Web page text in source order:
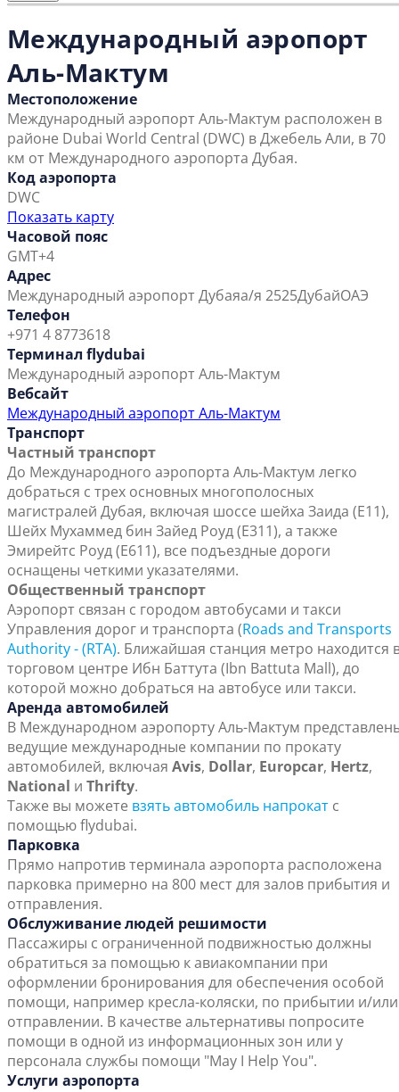
Международный аэропорт
Аль-Мактум
Местоположение
Международный аэропорт Аль-Мактум расположен в
районе Dubai World Central (DWC) в Джебель Али, в 70
км от Международного аэропорта Дубая.
Код аэропорта
DWC
Показать карту
Часовой пояс
GMT+4
Адрес
Международный аэропорт Дубаяа/я 2525ДубайОАЭ
Телефон
+971 4 8773618
Терминал flydubai
Международный аэропорт Аль-Мактум
Вебсайт
Международный аэропорт Аль-Мактум
Транспорт
Частный транспорт
До Международного аэропорта Аль-Мактум легко
добраться с трех основных многополосных
магистралей Дубая, включая шоссе шейха Заида (Е11),
Шейх Мухаммед бин Зайед Роуд (E311), а также
Эмирейтс Роуд (E611), все подъездные дороги
оснащены четкими указателями.
Общественный транспорт
Аэропорт связан с городом автобусами и такси
Управления дорог и транспорта (Roads and Transports
Authority - (RTA). Ближайшая станция метро находится
торговом центре Ибн Баттута (Ibn Battuta Mall), до
которой можно добраться на автобусе или такси.
Аренда автомобилей
В Международном аэропорту Аль-Мактум
ведущие международные компании по прокату
автомобилей, включая Avis, Dollar, Europcar, Hertz,
National и Thrifty.
Также вы можете взять автомобиль напрокат с
помощью flydubai.
Парковка
Прямо напротив терминала аэропорта расположена
парковка примерно на 800 мест для залов прибытия и
отправления.
Обслуживание людей решимости
Пассажиры с ограниченной подвижностью должны
обратиться за помощью к авиакомпании при
оформлении бронирования для обеспечения особой
помощи, например кресла-коляски, по прибытии и/или
отправлении. В качестве альтернативы попросите
помощи в одной из информационных зон или у
персонала службы помощи "May I Help You".
Услуги аэропорта